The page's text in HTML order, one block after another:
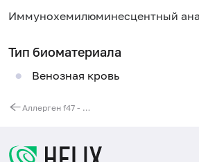
Иммунохемилюминесцентный
Тип биоматериала
Венозная кровь
Аллерген f47 - чеснок, IgE